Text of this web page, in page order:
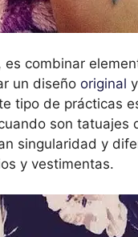
es combinar
un diseño original
tipo de prácticas
son tatuajes
singularidad y
y vestimentas.